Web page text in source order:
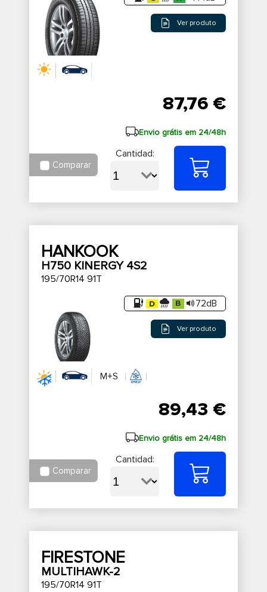
Ver produto
87,76 €
Envio grátis em 24/48h
Comparar
Cantidad:
HANKOOK
H750 KINERGY 4S2
195/70R14 91T
72dB
Ver produto
M+S
89,43 €
Envio grátis em 24/48h
Comparar
Cantidad:
FIRESTONE
MULTIHAWK-2
195/70R14 91T